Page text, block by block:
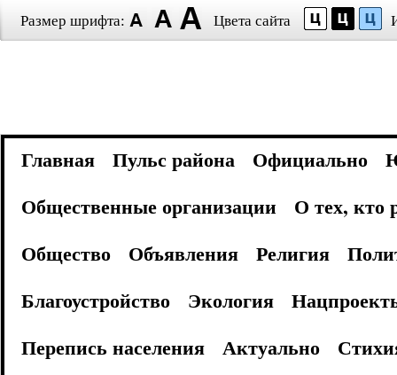
Размер шрифта: Цвета сайта
Главная Пульс района Официально
Общественные организации
О тех, кто
Общество
Объявления Религия
Благоустройство
Экология
Перепись населения
Актуально